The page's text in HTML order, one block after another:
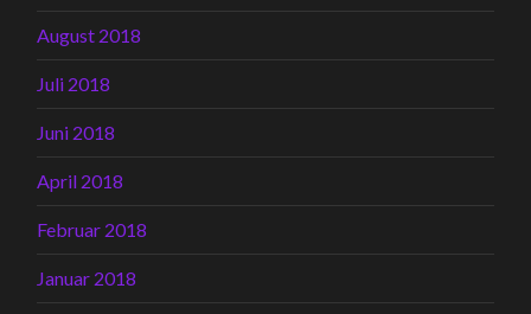
August 2018
Juli 2018
Juni 2018
April 2018
Februar 2018
Januar 2018